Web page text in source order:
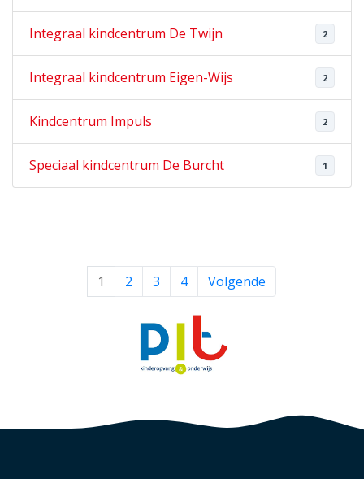
Integraal kindcentrum De Twijn 2
Integraal kindcentrum Eigen-Wijs 2
Kindcentrum Impuls 2
Speciaal kindcentrum De Burcht 1
1 2 3 4 Volgende